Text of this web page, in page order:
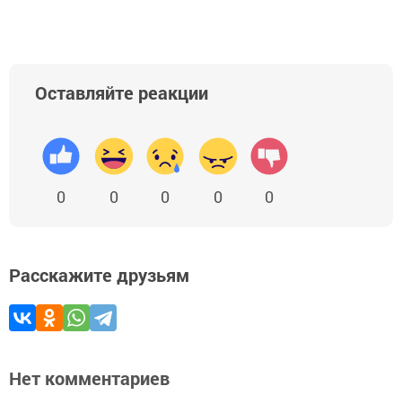
Оставляйте реакции
0 0 0 0 0
Расскажите друзьям
Нет комментариев